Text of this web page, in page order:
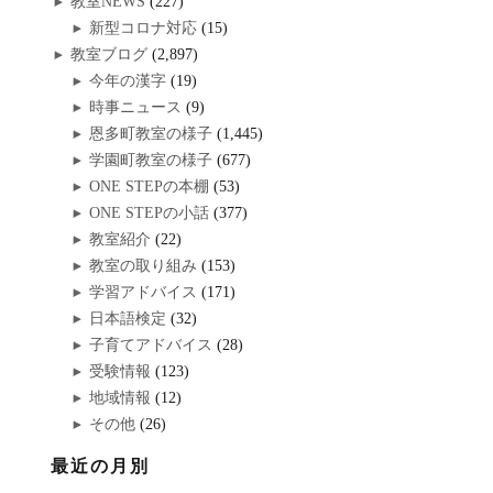
新型コロナ対応 (15)
教室ブログ(2,897)
今年の漢字 (19)
時事ニュース (9)
恩多町教室の様子 (1,445)
学園町教室の様子 (677)
ONE STEPの本棚 (53)
ONE STEPの小話 (377)
教室紹介 (22)
教室の取り組み (153)
学習アドバイス (171)
日本語検定 (32)
子育てアドバイス (28)
受験情報 (123)
地域情報 (12)
その他 (26)
最近の月別